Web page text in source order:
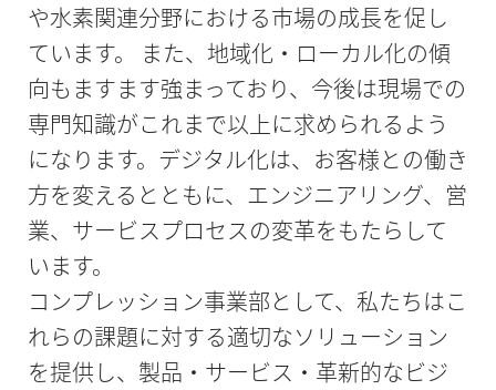
や水素関連分野における市場の成長を促し
ています。 また、地域化・ローカル化の傾
向もますます強まっており、今後は現場での
専門知識がこれまで以上に求められるよう
になります。デジタル化は、お客様との働き
方を変えるとともに、エンジニアリング、営
業、サービスプロセスの変革をもたらして
います。
コンプレッション事業部として、私たちはこ
れらの課題に対する適切なソリューション
を提供し、製品・サービス・革新的なビジ